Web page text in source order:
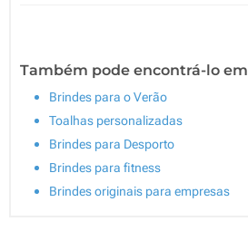
Também pode encontrá-lo em
Brindes para o Verão
Toalhas personalizadas
Brindes para Desporto
Brindes para fitness
Brindes originais para empresas